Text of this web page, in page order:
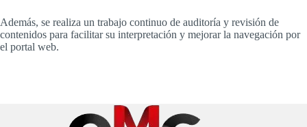
Además, se realiza un trabajo continuo de auditoría y revisión de
contenidos para facilitar su interpretación y mejorar la navegación por
el portal web.